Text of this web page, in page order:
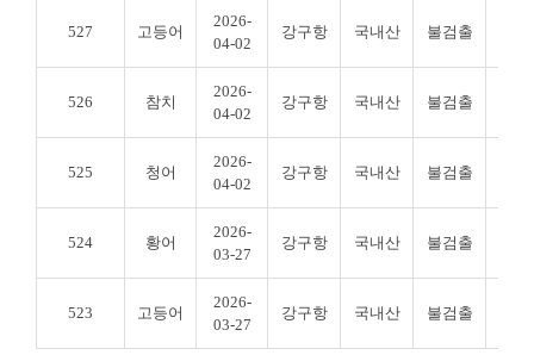
527 고등어
2026-
04-02
강구항 국내산 불검출
526 참치
2026-
04-02
강구항 국내산 불검출
525 청어
2026-
04-02
강구항 국내산 불검출
524 황어
2026-
03-27
강구항 국내산 불검출
523 고등어
2026-
03-27
강구항 국내산 불검출